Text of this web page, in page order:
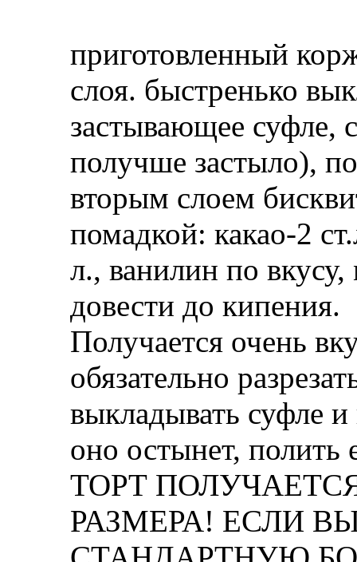
приготовленный
слоя. быстренько
застывающее суфле,
получше застыло),
вторым слоем
помадкой: какао-2
л., ванилин по вкусу,
довести до кипения.
Получается очень
обязательно
выкладывать суфле
оно остынет, полить
ТОРТ
РАЗМЕРА! ЕСЛИ